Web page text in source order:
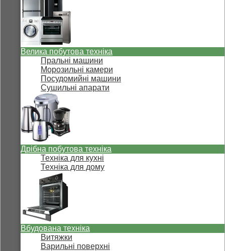
Велика побутова техніка
Пральні машини
Морозильні камери
Посудомийні машини
Сушильні апарати
Дрібна побутова техніка
Техніка для кухні
Техніка для дому
Вбудована техніка
Витяжки
Варильні поверхні